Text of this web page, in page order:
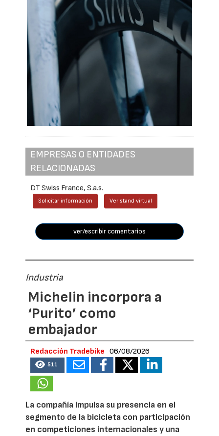
EMPRESAS O ENTIDADES
RELACIONADAS
DT Swiss France, S.a.s.
Solicitar información Ver stand virtual
ver/escribir comentarios
Industria
Michelin incorpora a
‘Purito’ como
embajador
Redacción Tradebike 06/08/2026
511
La compañía impulsa su presencia en el
segmento de la bicicleta con participación
en competiciones internacionales y una